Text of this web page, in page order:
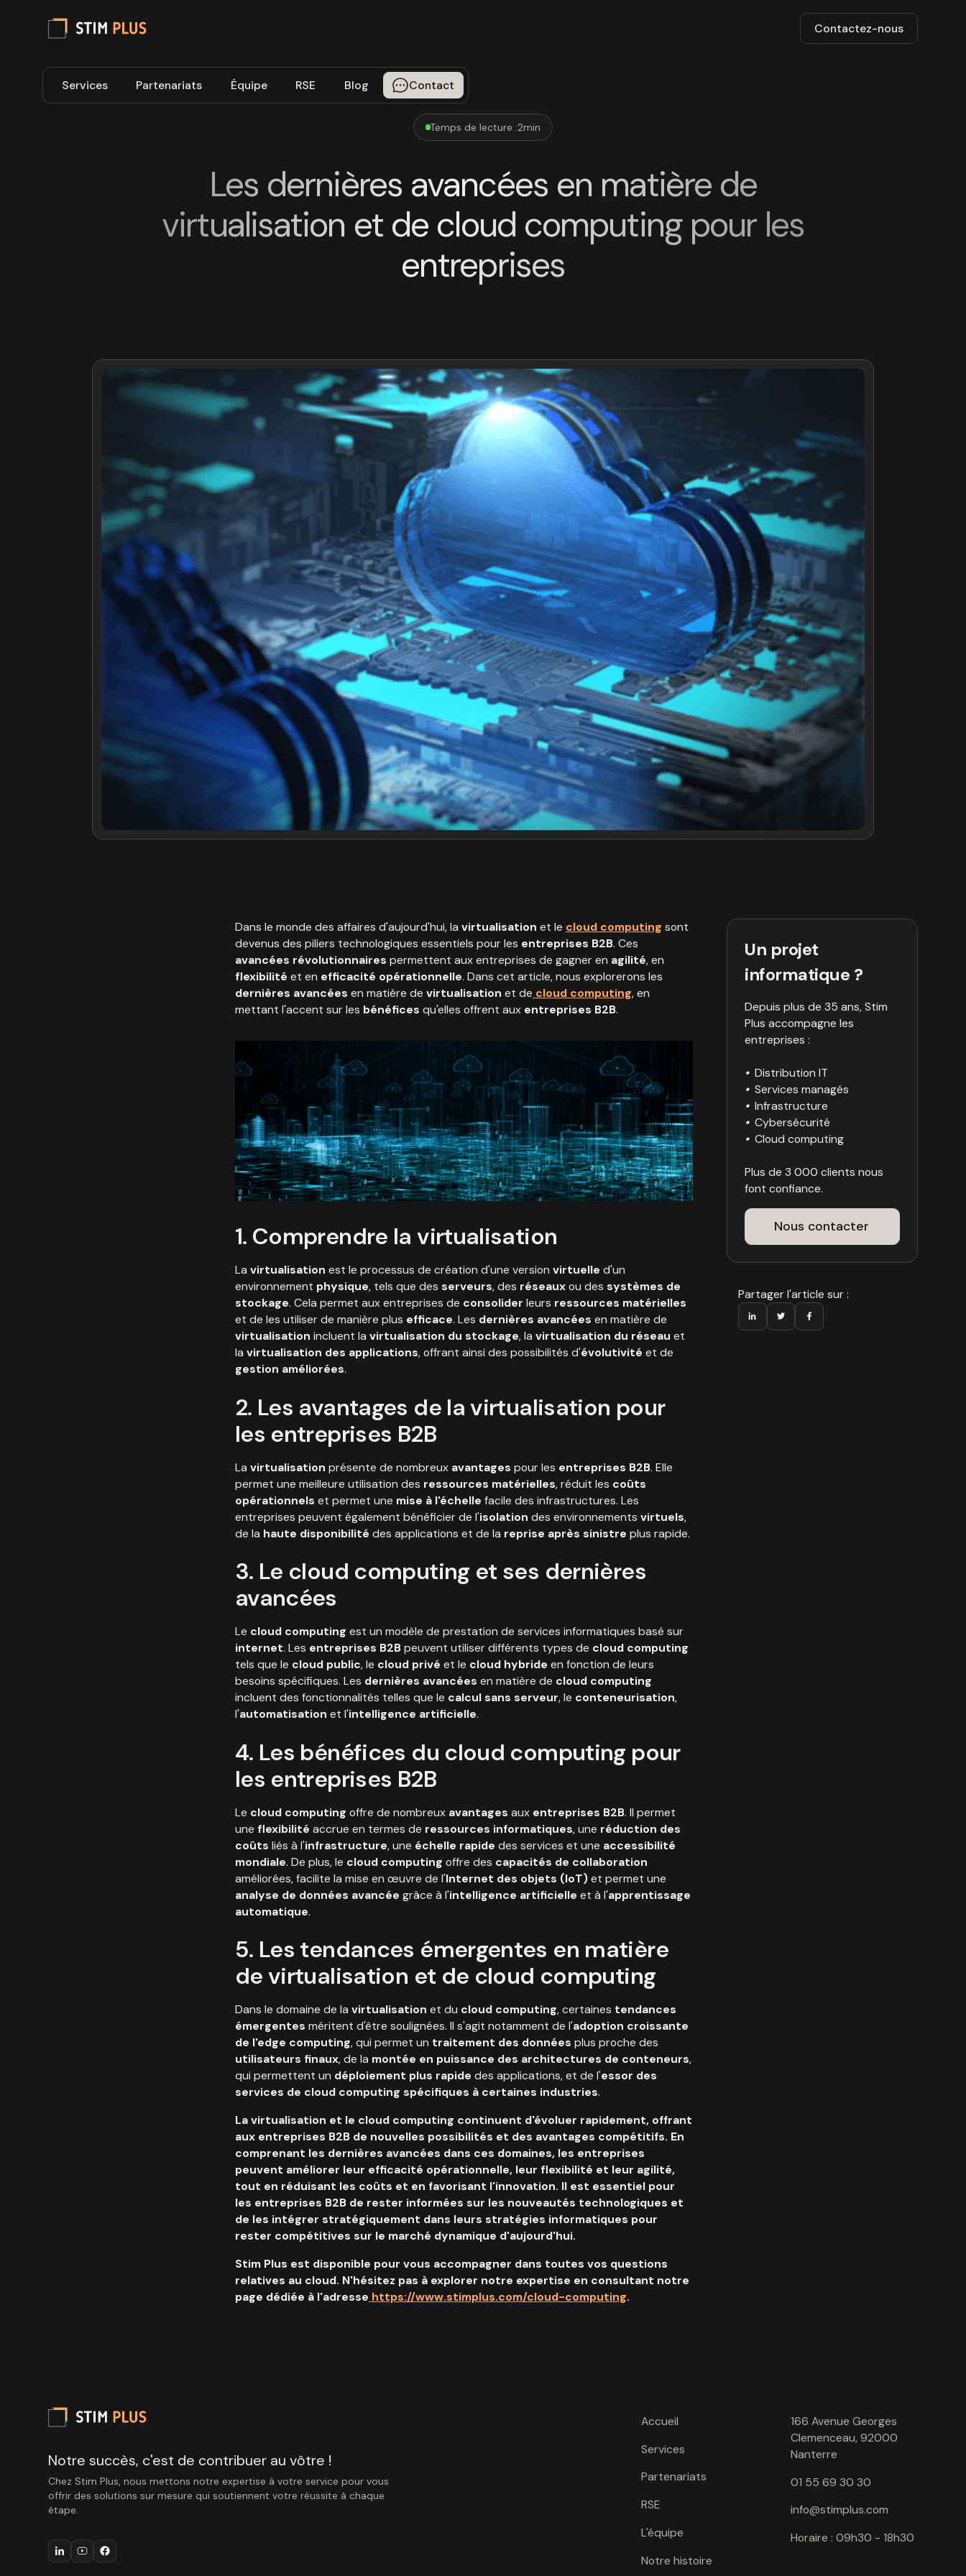
Contactez-nous
Services Partenariats Équipe RSE Blog Contact
Temps de lecture :2min
Les dernières avancées en matière de
virtualisation et de cloud computing pour les
entreprises
Dans le monde des affaires d'aujourd'hui, la virtualisation et le cloud computing sont
devenus des piliers technologiques essentiels pour les entreprises B2B. Ces
avancées révolutionnaires permettent aux entreprises de gagner en agilité, en
flexibilité et en efficacité opérationnelle. Dans cet article, nous explorerons les
dernières avancées en matière de virtualisation et de cloud computing, en
mettant l'accent sur les bénéfices qu'elles offrent aux entreprises B2B.
1. Comprendre la virtualisation
La virtualisation est le processus de création d'une version virtuelle d'un
environnement physique, tels que des serveurs, des réseauxou des systèmes de
stockage. Cela permet aux entreprises de consolider leurs ressources matérielles
et de les utiliser de manière plus efficace. Les dernières avancées en matière de
virtualisation incluent la virtualisation du stockage, la virtualisation du réseau et
la virtualisation des applications, offrant ainsi des possibilités d'évolutivité et de
gestion améliorées.
2. Les avantages de la virtualisation pour
les entreprises B2B
La virtualisation présente de nombreux avantages pour les entreprises B2B. Elle
permet une meilleure utilisation des ressources matérielles, réduit les coûts
opérationnels et permet une mise à l'échelle facile des infrastructures. Les
entreprises peuvent également bénéficier de l'isolation des environnements virtuels,
de la haute disponibilité des applications et de la reprise après sinistre plus rapide.
3. Le cloud computing et ses dernières
avancées
Le cloud computing est un modèle de prestation de services informatiques basé sur
internet. Les entreprises B2Bpeuvent utiliser différents types de cloud computing
tels que le cloud public, le cloud privé et le cloud hybride en fonction de leurs
besoins spécifiques. Les dernières avancées en matière de cloud computing
incluent des fonctionnalités telles que le calcul sans serveur, le conteneurisation,
l'automatisation et l'intelligence artificielle.
4. Les bénéfices du cloud computing pour
les entreprises B2B
Le cloud computing offre de nombreux avantages aux entreprises B2B. Il permet
une flexibilité accrue en termes de ressources informatiques, une réduction des
coûts liés à l'infrastructure, une échelle rapide des services et une accessibilité
mondiale. De plus, le cloud computing offre des capacités de collaboration
améliorées, facilite la mise en œuvre de l'Internet des objets (IoT)et permet une
analyse de données avancée grâce à l'intelligence artificielle et à l'apprentissage
automatique.
5. Les tendances émergentes en matière
de virtualisation et de cloud computing
Dans le domaine de la virtualisation et du cloud computing, certaines tendances
émergentes méritent d'être soulignées. Il s'agit notamment de l'adoption croissante
de l'edge computing, qui permet un traitement des données plus proche des
utilisateurs finaux, de la montée en puissance des architectures de conteneurs,
qui permettent un déploiement plus rapide des applications, et de l'essor des
services de cloud computing spécifiques à certaines industries.
La virtualisation et le cloud computing continuent d'évoluer rapidement, offrant
aux entreprises B2B de nouvelles possibilités et des avantages compétitifs. En
comprenant les dernières avancées dans ces domaines, les entreprises
peuvent améliorer leur efficacité opérationnelle, leur flexibilité et leur agilité,
tout en réduisant les coûts et en favorisant l'innovation. Il est essentiel pour
les entreprises B2B de rester informées sur les nouveautés technologiques et
de les intégrer stratégiquement dans leurs stratégies informatiques pour
rester compétitives sur le marché dynamique d'aujourd'hui.
Stim Plus est disponible pour vous accompagner dans toutes vos questions
relatives au cloud. N'hésitez pas à explorer notre expertise en consultant notre
page dédiée à l'adresse https://www.stimplus.com/cloud-computing.
Un projet
informatique ?
Depuis plus de 35 ans, Stim
Plus accompagne les
entreprises :
•Distribution IT
•Services managés
• Infrastructure
•Cybersécurité
•Cloud computing
Plus de 3 000 clients nous
font confiance.
Nous contacter
Partager l'article sur :
Notre succès, c'est de contribuer au vôtre !
Chez Stim Plus, nous mettons notre expertise à votre service pour vous
offrir des solutions sur mesure qui soutiennent votre réussite à chaque
étape.
Accueil
Services
Partenariats
RSE
L'équipe
Notre histoire
166 Avenue Georges
Clemenceau, 92000
Nanterre
01 55 69 30 30
info@stimplus.com
Horaire : 09h30 - 18h30